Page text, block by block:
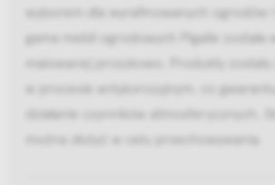
wyborem dla wyrafinowanych ogrodów
gama mebli ogrodowych Pigalle została
malowanej proszkowo. Produkty
w procesie antykorozyjnym, co
działanie czynników atmosferycznych.
można złożyć w celu przechowywania.